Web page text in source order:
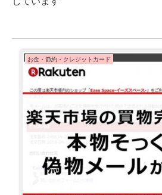
お金・節約・クレジットカード